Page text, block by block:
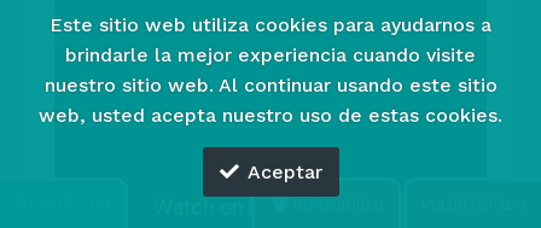
DONACIONES
Este sitio web utiliza cookies para ayudarnos a
brindarle la mejor experiencia cuando visite
nuestro sitio web. Al continuar usando este sitio
web, usted acepta nuestro uso de estas cookies.
Aceptar